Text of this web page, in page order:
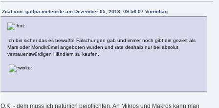
Zitat von: gallpa-meteorite am Dezember 05, 2013, 09:56:07 Vormittag
Ich bin sicher das es bewußte Fälschungen gab und immer noch gibt die gezielt als
Mars oder Mondkrümel angeboten wurden und rate deshalb nur bei absolut
vertrauenswürdigen Händlern zu kaufen.
O.K. - dem muss ich natürlich beipflichten. An Mikros und Makros kann man